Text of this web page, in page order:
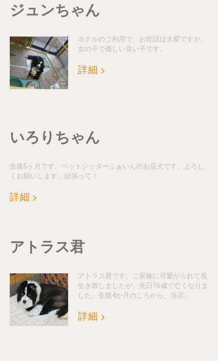
ジュンちゃん
ホテルのご利用で、お世話は大変ですが、
女の子で優しい良い子です。
詳細
いろりちゃん
生後5ヶ月です。ペットシッターふぁいんのお店犬です。よろし
くお願いします。頑張って！
詳細
アトラス君
アトラス君です。ご家族に可愛がられて長
生き致しましたが、先日16歳で亡くなりま
した。生後4か月のころから、当店…
詳細